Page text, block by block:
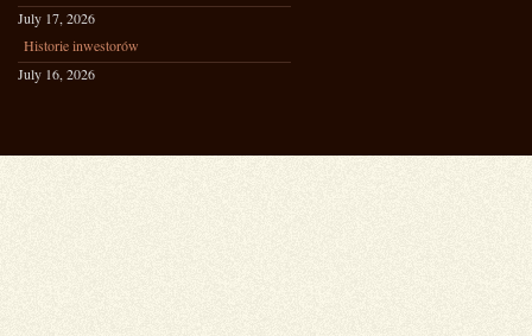
July 17, 2026
Historie inwestorów
July 16, 2026